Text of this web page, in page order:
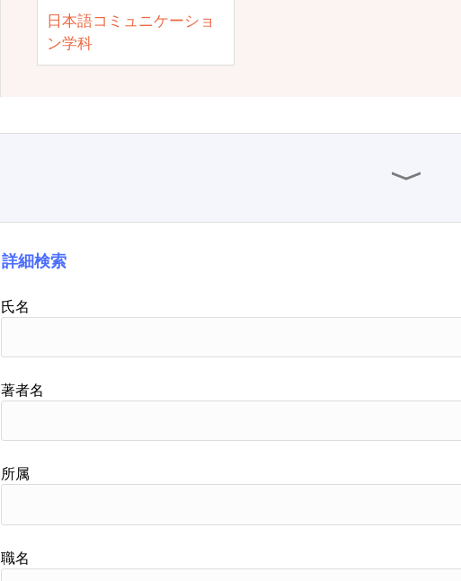
日本語コミュニケーショ
ン学科
詳細検索
氏名
著者名
所属
職名